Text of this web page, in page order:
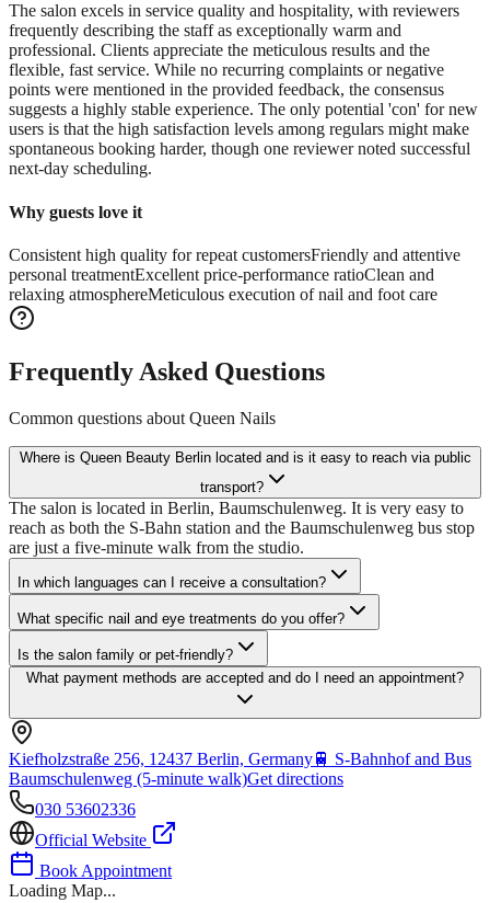
The salon excels in service quality and hospitality, with reviewers
frequently describing the staff as exceptionally warm and
professional. Clients appreciate the meticulous results and the
flexible, fast service. While no recurring complaints or negative
points were mentioned in the provided feedback, the consensus
suggests a highly stable experience. The only potential 'con' for new
users is that the high satisfaction levels among regulars might make
spontaneous booking harder, though one reviewer noted successful
next-day scheduling.
Why guests love it
Consistent high quality for repeat customersFriendly and attentive
personal treatmentExcellent price-performance ratioClean and
relaxing atmosphereMeticulous execution of nail and foot care
Frequently Asked Questions
Common questions about Queen Nails
Where is Queen Beauty Berlin located and is it easy to reach via public
transport?
The salon is located in Berlin, Baumschulenweg. It is very easy to
reach as both the S-Bahn station and the Baumschulenweg bus stop
are just a five-minute walk from the studio.
In which languages can I receive a consultation?
What specific nail and eye treatments do you offer?
Is the salon family or pet-friendly?
What payment methods are accepted and do I need an appointment?
Kiefholzstraße 256, 12437 Berlin, Germany🚆 S-Bahnhof and Bus
Baumschulenweg (5-minute walk)Get directions
030 53602336
Official Website
Book Appointment
Loading Map...